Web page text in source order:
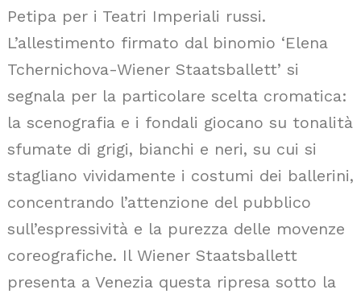
Petipa per i Teatri Imperiali russi.
L’allestimento firmato dal binomio ‘Elena
Tchernichova-Wiener Staatsballett’ si
segnala per la particolare scelta cromatica:
la scenografia e i fondali giocano su tonalità
sfumate di grigi, bianchi e neri, su cui si
stagliano vividamente i costumi dei ballerini,
concentrando l’attenzione del pubblico
sull’espressività e la purezza delle movenze
coreografiche. Il Wiener Staatsballett
presenta a Venezia questa ripresa sotto la